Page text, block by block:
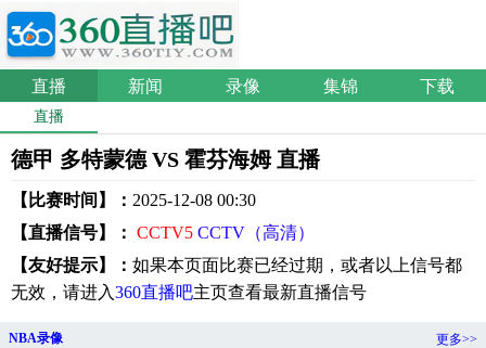
直播 新闻 录像 集锦 下载
直播
德甲 多特蒙德 VS 霍芬海姆 直播
【比赛时间】： 2025-12-08 00:30
【直播信号】： CCTV5 CCTV（高清）
【友好提示】： 如果本页面比赛已经过期，或者以上信号都
无效，请进入360直播吧主页查看最新直播信号
NBA录像 更多>>